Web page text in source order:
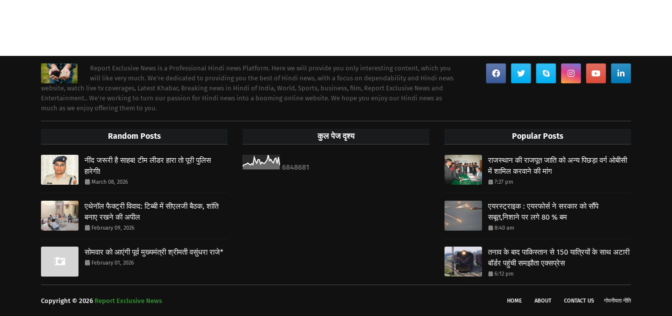
Report Exclusive News is a Professional Hindi news Platform. Here we will provide you only interesting content, which you
will like very much. We're dedicated to providing you the best of Hindi news, with a focus on dependability and Hindi news
website, watch live tv coverages, Latest Khabar, Breaking news in Hindi of India, World, Sports, business, film, Report Exclusive News and
Entertainment.. We're working to turn our passion for Hindi news into a booming online website. We hope you enjoy our Hindi news as
much as we enjoy offering them to you.
Random Posts
नींद जरूरी है साहब! टीम लीडर हारा तो पूरी पुलिस
हारेगी!
March 08, 2026
एथेनॉल फैक्ट्री विवाद: टिब्बी में सीएलजी बैठक, शांति
बनाए रखने की अपील
February 09, 2026
सोमवार को आएंगी पूर्व मुख्यमंत्री श्रीमती वसुंधरा राजे*
February 01, 2026
कुल पेज दृश्य
6848681
Popular Posts
राजस्थान की राजपूत जाति को अन्य पिछड़ा वर्ग ओबीसी
में शामिल करवाने की मांग
7:27 pm
एयरस्ट्राइक : एयरफोर्स ने सरकार को सौंपे
सबूत,निशाने पर लगे 80 % बम
8:40 am
तनाव के बाद पाकिस्तान से 150 यात्रियों के साथ अटारी
बॉर्डर पहुंची समझौता एक्सप्रेस
6:12 pm
HOME ABOUT CONTACT US गोपनीयता नीति
Copyright © 2026 Report Exclusive News